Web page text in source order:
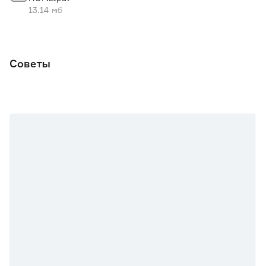
Ширина элемента (мм)
13.14 мб
Советы